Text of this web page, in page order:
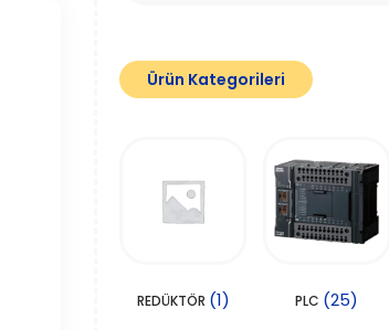
Ürün Kategorileri
REDÜKTÖR (1) PLC (25)